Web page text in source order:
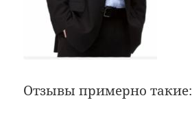
Отзывы примерно такие: